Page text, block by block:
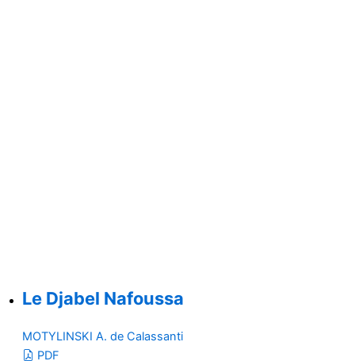
Le Djabel Nafoussa
MOTYLINSKI A. de Calassanti
PDF